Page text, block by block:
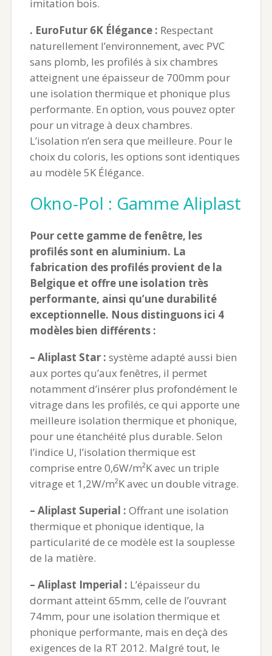
imitation bois.
. EuroFutur 6K Élégance : Respectant
naturellement l’environnement, avec PVC
sans plomb, les profilés à six chambres
atteignent une épaisseur de 700mm pour
une isolation thermique et phonique plus
performante. En option, vous pouvez opter
pour un vitrage à deux chambres.
L’isolation n’en sera que meilleure. Pour le
choix du coloris, les options sont identiques
au modèle 5K Élégance.
Okno-Pol : Gamme Aliplast
Pour cette gamme de fenêtre, les
profilés sont en aluminium. La
fabrication des profilés provient de la
Belgique et offre une isolation très
performante, ainsi qu’une durabilité
exceptionnelle. Nous distinguons ici 4
modèles bien différents :
– Aliplast Star : système adapté aussi bien
aux portes qu’aux fenêtres, il permet
notamment d’insérer plus profondément le
vitrage dans les profilés, ce qui apporte une
meilleure isolation thermique et phonique,
pour une étanchéité plus durable. Selon
l’indice U, l’isolation thermique est
comprise entre 0,6W/m²K avec un triple
vitrage et 1,2W/m²K avec un double vitrage.
– Aliplast Superial : Offrant une isolation
thermique et phonique identique, la
particularité de ce modèle est la souplesse
de la matière.
– Aliplast Imperial : L’épaisseur du
dormant atteint 65mm, celle de l’ouvrant
74mm, pour une isolation thermique et
phonique performante, mais en deçà des
exigences de la RT 2012. Malgré tout, le